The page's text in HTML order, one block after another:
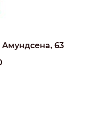
Амундсена, 63